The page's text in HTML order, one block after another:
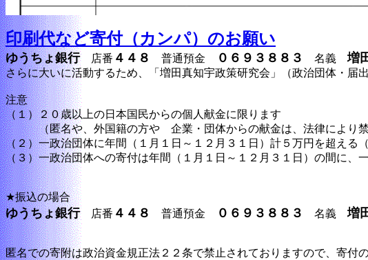
印刷代など寄付（カンパ）のお願い
ゆうちょ銀行店番 ４４８ 普通預金 ０６９３８８３ 名義増
さらに大いに活動するため、「増田真知宇政策研究会」（政治団体・届
注意
（１）２０歳以上の日本国民からの個人献金に限ります
（匿名や、外国籍の方や 企業・団体からの献金は、法律により
（２）一政治団体に年間（１月１日～１２月３１日）計５万円を超える
（３）一政治団体への寄付は年間（１月１日～１２月３１日）の間に、
★振込の場合
ゆうちょ銀行店番 ４４８ 普通預金 ０６９３８８３ 名義増
匿名での寄附は政治資金規正法２２条で禁止されておりますので、寄付